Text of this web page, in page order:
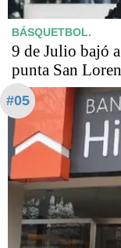
BÁSQUETBOL.
9 de Julio bajó
punta San
#05